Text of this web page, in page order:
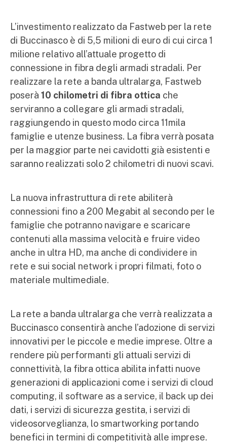
L’investimento realizzato da Fastweb per la rete
di Buccinasco è di 5,5 milioni di euro di cui circa 1
milione relativo all’attuale progetto di
connessione in fibra degli armadi stradali. Per
realizzare la rete a banda ultralarga, Fastweb
poserà 10 chilometri di fibra ottica che
serviranno a collegare gli armadi stradali,
raggiungendo in questo modo circa 11mila
famiglie e utenze business. La fibra verrà posata
per la maggior parte nei cavidotti già esistenti e
saranno realizzati solo 2 chilometri di nuovi scavi.
La nuova infrastruttura di rete abiliterà
connessioni fino a 200 Megabit al secondo per le
famiglie che potranno navigare e scaricare
contenuti alla massima velocità e fruire video
anche in ultra HD, ma anche di condividere in
rete e sui social network i propri filmati, foto o
materiale multimediale.
La rete a banda ultralarga che verrà realizzata a
Buccinasco consentirà anche l’adozione di servizi
innovativi per le piccole e medie imprese. Oltre a
rendere più performanti gli attuali servizi di
connettività, la fibra ottica abilita infatti nuove
generazioni di applicazioni come i servizi di cloud
computing, il software as a service, il back up dei
dati, i servizi di sicurezza gestita, i servizi di
videosorveglianza, lo smartworking portando
benefici in termini di competitività alle imprese.